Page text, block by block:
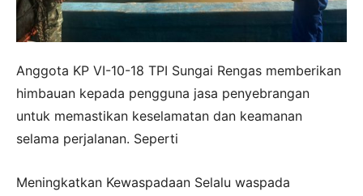
Anggota KP VI-10-18 TPI Sungai Rengas memberikan
himbauan kepada pengguna jasa penyebrangan
untuk memastikan keselamatan dan keamanan
selama perjalanan. Seperti
Meningkatkan Kewaspadaan Selalu waspada